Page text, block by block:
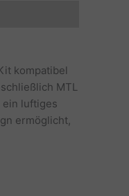
kompatibel
MTL
ein luftiges
ermöglicht,